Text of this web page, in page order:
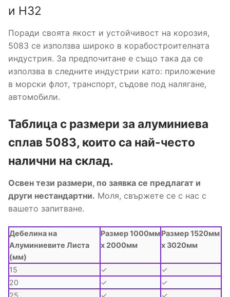
и Н32
Поради своята якост и устойчивост на корозия,
5083 се използва широко в корабостроителната
индустрия. За предпочитане е също така да се
използва в следните индустрии като: приложениe
в морски флот, транспорт, съдове под налягане,
автомобили.
Таблица с размери за алуминиева
сплав 5083, които са най-често
налични на склад.
Освен тези размери, по заявка се предлагат и
други нестандартни. Моля, свържете се с нас с
вашето запитване.
Дебелина на
Алуминиевите Листа
(мм)
Размер 1000мм
x 2000мм
Размер 1520мм
x 3020мм
15 ✓
✓
20
✓
✓